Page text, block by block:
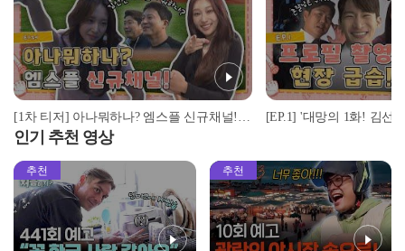
[1차 티저] 아나뭐하나? 엠스플 신규채널! (구독 안하나?) I #아나뭐하나 #엠스플 #아나운서 #김선신 #박지영
인기 추천 영상
추천 추천